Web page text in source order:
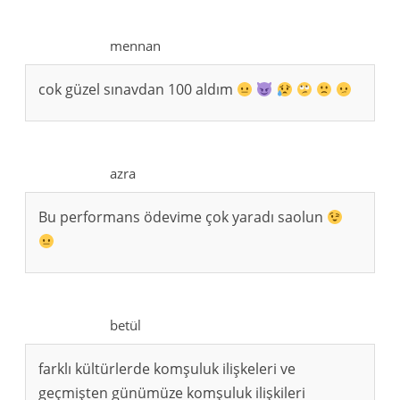
mennan
cok güzel sınavdan 100 aldım
azra
Bu performans ödevime çok yaradı saolun
betül
farklı kültürlerde komşuluk ilişkeleri ve
geçmişten günümüze komşuluk ilişkileri